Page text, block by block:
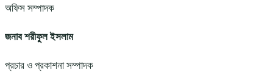
অফিস সম্পাদক
জনাব শরীফুল ইসলাম
প্রচার ও প্রকাশনা সম্পাদক